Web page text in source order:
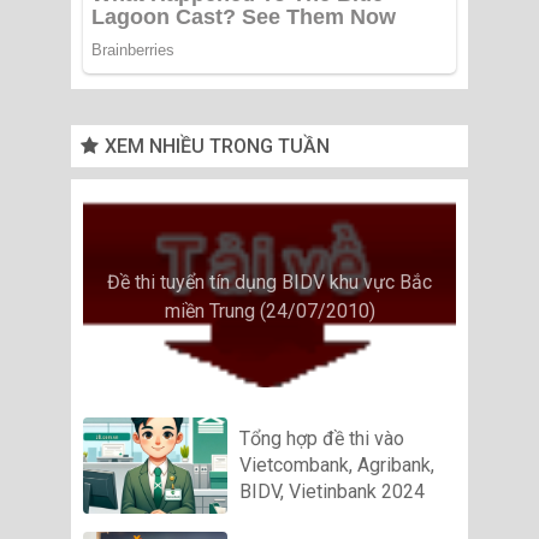
XEM NHIỀU TRONG TUẦN
Đề thi tuyển tín dụng BIDV khu vực Bắc
miền Trung (24/07/2010)
Tổng hợp đề thi vào
Vietcombank, Agribank,
BIDV, Vietinbank 2024